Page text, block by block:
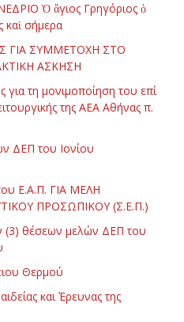
Ὁ ἅγιος Γρηγόριος ὁ
καὶ σήμερα
ΓΙΑ ΣΥΜΜΕΤΟΧΗ ΣΤΟ
ΑΣΚΗΣΗ
για τη μονιμοποίηση του επί
της ΑΕΑ Αθήνας π.
ΔΕΠ του Ιονίου
Ε.Α.Π. ΓΙΑ ΜΕΛΗ
ΠΡΟΣΩΠΙΚΟΥ (Σ.Ε.Π.)
(3) θέσεων μελών ΔΕΠ του
Θερμού
και Έρευνας της